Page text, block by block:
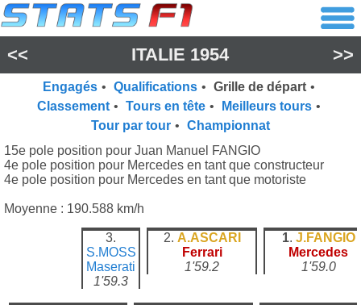
<< ITALIE 1954 >>
Engagés • Qualifications • Grille de départ •
Classement • Tours en tête • Meilleurs tours •
Tour par tour • Championnat
15e pole position pour Juan Manuel FANGIO
4e pole position pour Mercedes en tant que constructeur
4e pole position pour Mercedes en tant que motoriste
Moyenne : 190.588 km/h
3.
S.MOSS
Maserati
1'59.3
2. A.ASCARI
Ferrari
1'59.2
1. J.FANGIO
Mercedes
1'59.0